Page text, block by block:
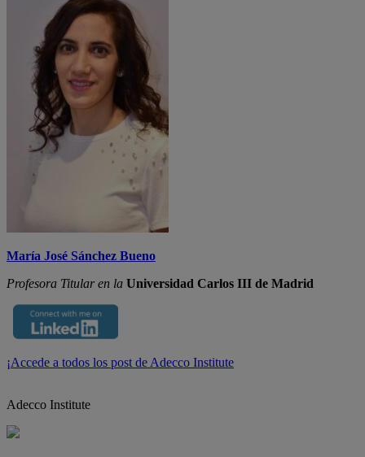
María José Sánchez Bueno
Profesora Titular en la Universidad Carlos III de Madrid
¡Accede a todos los post de Adecco Institute
Adecco Institute